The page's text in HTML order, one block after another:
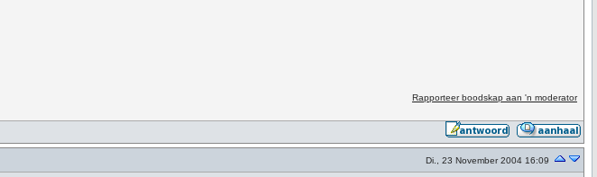
Rapporteer boodskap aan 'n moderator
Di., 23 November 2004 16:09